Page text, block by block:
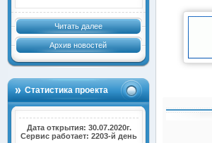
Читать далее
Архив новостей
Статистика проекта
Дата открытия: 30.07.2020г.
Сервис работает: 2203-й день